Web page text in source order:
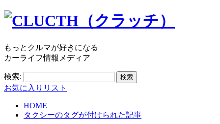
もっとクルマが好きになる
カーライフ情報メディア
検索:
お気に入りリスト
HOME
タクシーのタグが付けられた記事